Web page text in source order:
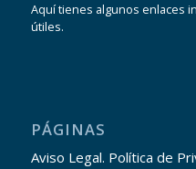
Aquí tienes algunos enlaces
útiles.
PÁGINAS
Aviso Legal. Política de